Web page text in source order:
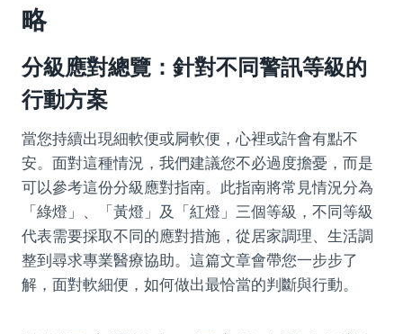
略
分級應對總覽：針對不同警訊等級的
行動方案
當您持續出現細軟便或屙軟便，心裡或許會有點不
安。面對這種情況，我們建議您不必過度擔憂，而是
可以參考這份分級應對指南。此指南將常見情況分為
「綠燈」、「黃燈」及「紅燈」三個等級，不同等級
代表需要採取不同的應對措施，從居家調理、生活調
整到尋求專業醫療協助。這篇文章會帶您一步步了
解，面對軟細便，如何做出最恰當的判斷與行動。